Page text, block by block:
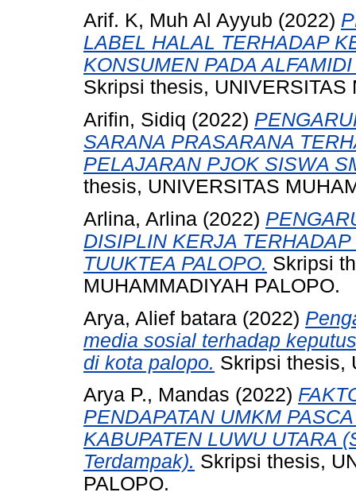
Arif. K, Muh Al Ayyub (2022)
LABEL HALAL TERHADAP
KONSUMEN PADA
Skripsi thesis, UNIVERSITAS
Arifin, Sidiq (2022)
SARANA PRASARANA
PELAJARAN PJOK SISWA
thesis, UNIVERSITAS
Arlina, Arlina (2022)
DISIPLIN KERJA
TUUKTEA PALOPO. Skripsi
MUHAMMADIYAH PALOPO.
Arya, Alief batara (2022)
media sosial terhadap
di kota palopo. Skripsi thesis,
Arya P., Mandas (2022)
PENDAPATAN UMKM
KABUPATEN LUWU UTARA
Terdampak). Skripsi thesis,
PALOPO.